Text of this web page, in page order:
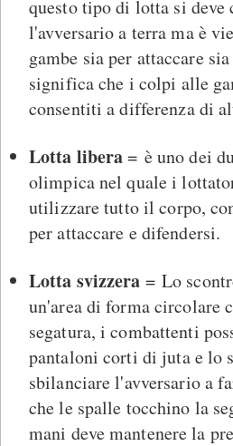
questo tipo di lotta si deve
l'avversario a terra ma è
gambe sia per attaccare
significa che i colpi alle
consentiti a differenza di
Lotta libera= è uno dei
olimpica nel quale i
utilizzare tutto il corpo,
per attaccare e difendersi.
Lotta svizzera = Lo
un'area di forma circolare
segatura, i combattenti
pantaloni corti di juta e lo
sbilanciare l'avversario a
che le spalle tocchino la
mani deve mantenere la